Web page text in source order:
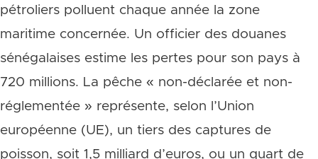
pétroliers polluent chaque année la zone
maritime concernée. Un officier des douanes
sénégalaises estime les pertes pour son pays à
720 millions. La pêche « non-déclarée et non-
réglementée » représente, selon l’Union
européenne (UE), un tiers des captures de
poisson, soit 1,5 milliard d’euros, ou un quart de